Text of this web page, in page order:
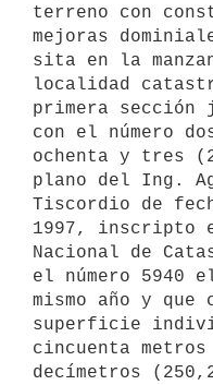
terreno con
mejoras
sita en la
localidad
primera sección
con el número
ochenta y tres
plano del Ing.
Tiscordio de
1997, inscripto
Nacional de
el número 5940
mismo año y que
superficie
cincuenta
decímetros